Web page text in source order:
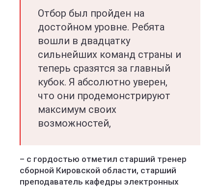
Отбор был пройден на
достойном уровне. Ребята
вошли в двадцатку
сильнейших команд страны и
теперь сразятся за главный
кубок. Я абсолютно уверен,
что они продемонстрируют
максимум своих
возможностей,
– с гордостью отметил старший тренер
сборной Кировской области, старший
преподаватель кафедры электронных